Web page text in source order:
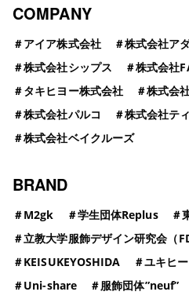
COMPANY
＃アイア株式会社 ＃株式会社ア
＃株式会社シップス ＃株式会社
＃タキヒヨー株式会社 ＃株式会
＃株式会社パルコ ＃株式会社テ
＃株式会社ベイクルーズ
BRAND
＃M2gk ＃学生団体Replus ＃
＃立教大学服飾デザイン研究会（
＃KEISUKEYOSHIDA ＃ユキヒ
＃Uni-share ＃服飾団体”neuf”